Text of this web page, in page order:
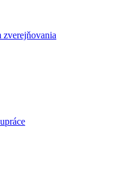
zverejňovania